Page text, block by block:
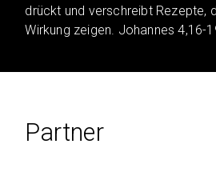
drückt und verschreibt Rezepte,
Wirkung zeigen. Johannes 4,16-
Partner